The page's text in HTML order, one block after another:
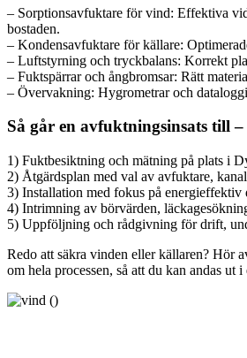
– Sorptionsavfuktare för vind: Effektiva
bostaden.
– Kondensavfuktare för källare:
– Luftstyrning och tryckbalans: Korrekt
– Fuktspärrar och ångbromsar: Rätt
– Övervakning: Hygrometrar och
Så går en avfuktningsinsats till
1) Fuktbesiktning och mätning på plats i
2) Åtgärdsplan med val av avfuktare,
3) Installation med fokus på
4) Intrimning av börvärden,
5) Uppföljning och rådgivning för drift,
Redo att säkra vinden eller källaren? Hör
om hela processen, så att du kan andas ut